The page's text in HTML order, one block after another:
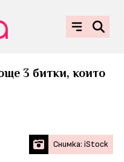
3 битки, които
Снимка: iStock